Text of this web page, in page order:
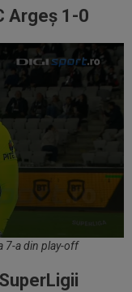
Argeș 1-0
7-a din play-off